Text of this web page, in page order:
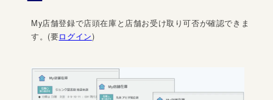
My店舗登録で店頭在庫と店舗お受け取り可否が確認できま
す。(要ログイン)